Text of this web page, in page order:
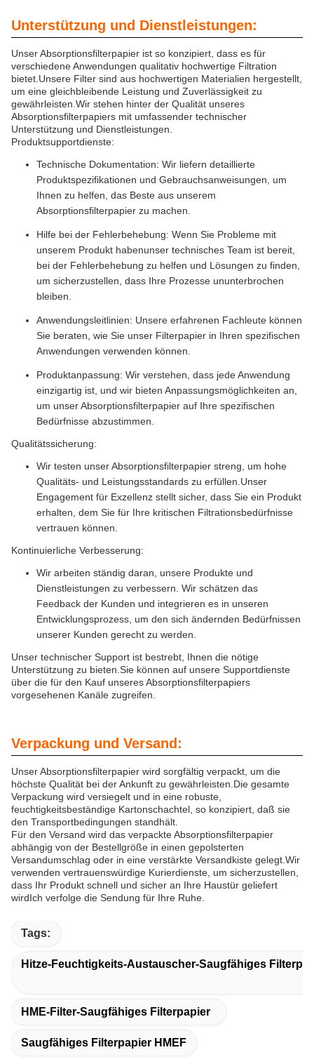
Unterstützung und Dienstleistungen:
Unser Absorptionsfilterpapier ist so konzipiert, dass es für
verschiedene Anwendungen qualitativ hochwertige Filtration
bietet.Unsere Filter sind aus hochwertigen Materialien hergestellt,
um eine gleichbleibende Leistung und Zuverlässigkeit zu
gewährleisten.Wir stehen hinter der Qualität unseres
Absorptionsfilterpapiers mit umfassender technischer
Unterstützung und Dienstleistungen.
Produktsupportdienste:
Technische Dokumentation: Wir liefern detaillierte
Produktspezifikationen und Gebrauchsanweisungen, um
Ihnen zu helfen, das Beste aus unserem
Absorptionsfilterpapier zu machen.
Hilfe bei der Fehlerbehebung: Wenn Sie Probleme mit
unserem Produkt habenunser technisches Team ist bereit,
bei der Fehlerbehebung zu helfen und Lösungen zu finden,
um sicherzustellen, dass Ihre Prozesse ununterbrochen
bleiben.
Anwendungsleitlinien: Unsere erfahrenen Fachleute können
Sie beraten, wie Sie unser Filterpapier in Ihren spezifischen
Anwendungen verwenden können.
Produktanpassung: Wir verstehen, dass jede Anwendung
einzigartig ist, und wir bieten Anpassungsmöglichkeiten an,
um unser Absorptionsfilterpapier auf Ihre spezifischen
Bedürfnisse abzustimmen.
Qualitätssicherung:
Wir testen unser Absorptionsfilterpapier streng, um hohe
Qualitäts- und Leistungsstandards zu erfüllen.Unser
Engagement für Exzellenz stellt sicher, dass Sie ein Produkt
erhalten, dem Sie für Ihre kritischen Filtrationsbedürfnisse
vertrauen können.
Kontinuierliche Verbesserung:
Wir arbeiten ständig daran, unsere Produkte und
Dienstleistungen zu verbessern. Wir schätzen das
Feedback der Kunden und integrieren es in unseren
Entwicklungsprozess, um den sich ändernden Bedürfnissen
unserer Kunden gerecht zu werden.
Unser technischer Support ist bestrebt, Ihnen die nötige
Unterstützung zu bieten.Sie können auf unsere Supportdienste
über die für den Kauf unseres Absorptionsfilterpapiers
vorgesehenen Kanäle zugreifen.
Verpackung und Versand:
Unser Absorptionsfilterpapier wird sorgfältig verpackt, um die
höchste Qualität bei der Ankunft zu gewährleisten.Die gesamte
Verpackung wird versiegelt und in eine robuste,
feuchtigkeitsbeständige Kartonschachtel, so konzipiert, daß sie
den Transportbedingungen standhält.
Für den Versand wird das verpackte Absorptionsfilterpapier
abhängig von der Bestellgröße in einen gepolsterten
Versandumschlag oder in eine verstärkte Versandkiste gelegt.Wir
verwenden vertrauenswürdige Kurierdienste, um sicherzustellen,
dass Ihr Produkt schnell und sicher an Ihre Haustür geliefert
wirdIch verfolge die Sendung für Ihre Ruhe.
Tags:
Hitze-Feuchtigkeits-Austauscher-Saugfähiges
HME-Filter-Saugfähiges Filterpapier
Saugfähiges Filterpapier HMEF